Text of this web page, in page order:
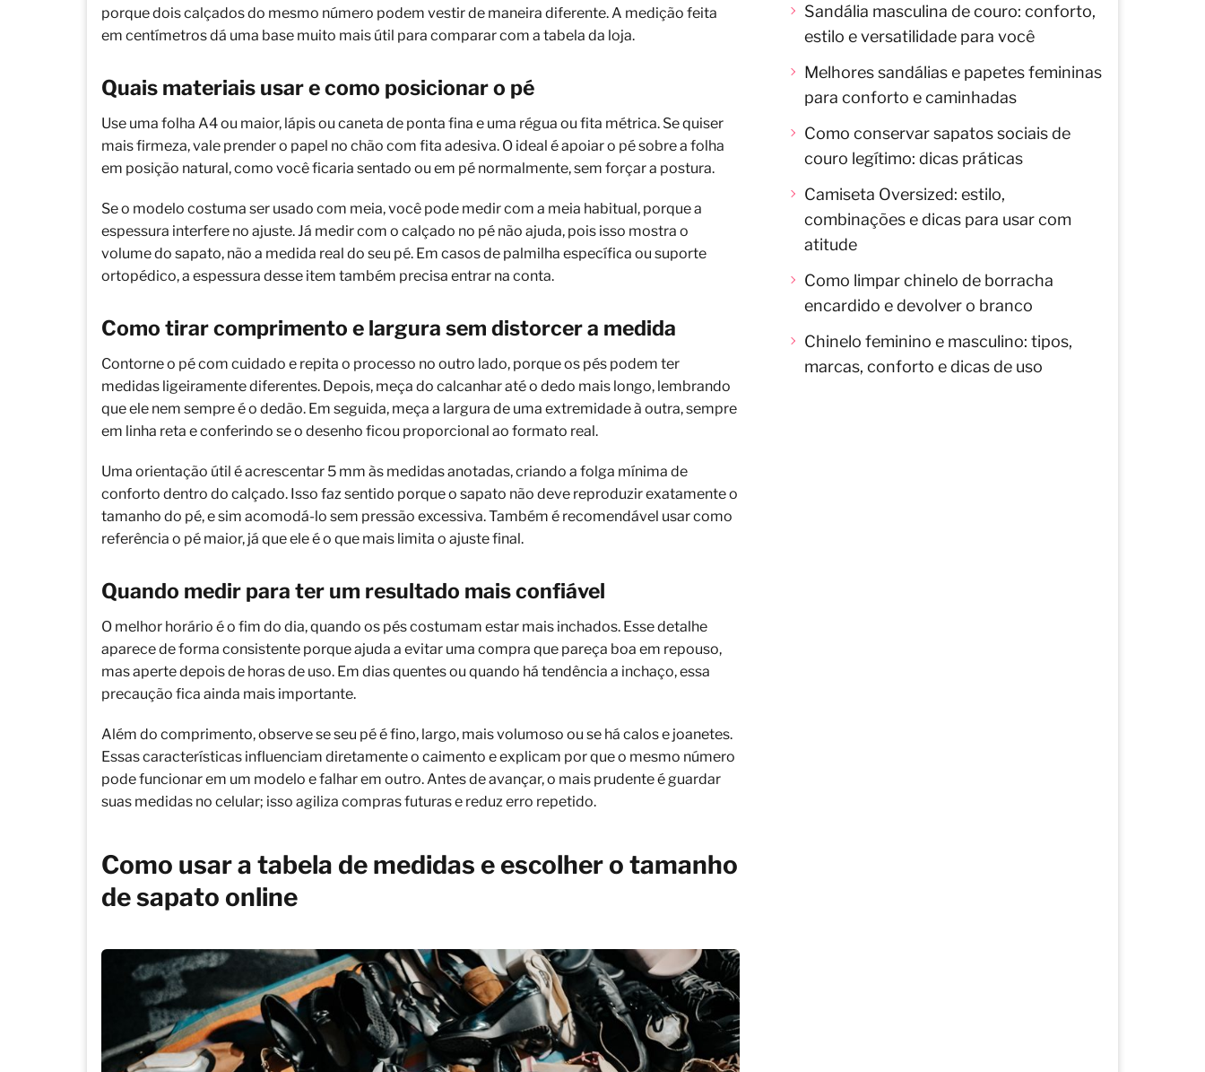
porque dois calçados do mesmo número podem vestir de maneira diferente. A medição feita
em centímetros dá uma base muito mais útil para comparar com a tabela da loja.
Quais materiais usar e como posicionar o pé
Use uma folha A4 ou maior, lápis ou caneta de ponta fina e uma régua ou fita métrica. Se quiser
mais firmeza, vale prender o papel no chão com fita adesiva. O ideal é apoiar o pé sobre a folha
em posição natural, como você ficaria sentado ou em pé normalmente, sem forçar a postura.
Se o modelo costuma ser usado com meia, você pode medir com a meia habitual, porque a
espessura interfere no ajuste. Já medir com o calçado no pé não ajuda, pois isso mostra o
volume do sapato, não a medida real do seu pé. Em casos de palmilha específica ou suporte
ortopédico, a espessura desse item também precisa entrar na conta.
Como tirar comprimento e largura sem distorcer a medida
Contorne o pé com cuidado e repita o processo no outro lado, porque os pés podem ter
medidas ligeiramente diferentes. Depois, meça do calcanhar até o dedo mais longo, lembrando
que ele nem sempre é o dedão. Em seguida, meça a largura de uma extremidade à outra, sempre
em linha reta e conferindo se o desenho ficou proporcional ao formato real.
Uma orientação útil é acrescentar 5 mm às medidas anotadas, criando a folga mínima de
conforto dentro do calçado. Isso faz sentido porque o sapato não deve reproduzir exatamente o
tamanho do pé, e sim acomodá-lo sem pressão excessiva. Também é recomendável usar como
referência o pé maior, já que ele é o que mais limita o ajuste final.
Quando medir para ter um resultado mais confiável
O melhor horário é o fim do dia, quando os pés costumam estar mais inchados. Esse detalhe
aparece de forma consistente porque ajuda a evitar uma compra que pareça boa em repouso,
mas aperte depois de horas de uso. Em dias quentes ou quando há tendência a inchaço, essa
precaução fica ainda mais importante.
Além do comprimento, observe se seu pé é fino, largo, mais volumoso ou se há calos e joanetes.
Essas características influenciam diretamente o caimento e explicam por que o mesmo número
pode funcionar em um modelo e falhar em outro. Antes de avançar, o mais prudente é guardar
suas medidas no celular; isso agiliza compras futuras e reduz erro repetido.
Como usar a tabela de medidas e escolher o tamanho
de sapato online
Sandália masculina de couro: conforto,
estilo e versatilidade para você
Melhores sandálias e papetes femininas
para conforto e caminhadas
Como conservar sapatos sociais de
couro legítimo: dicas práticas
Camiseta Oversized: estilo,
combinações e dicas para usar com
atitude
Como limpar chinelo de borracha
encardido e devolver o branco
Chinelo feminino e masculino: tipos,
marcas, conforto e dicas de uso